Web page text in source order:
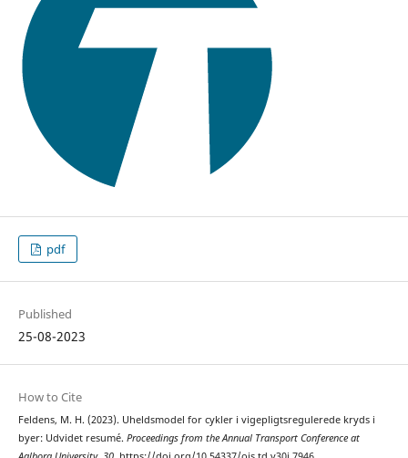
pdf
Published
25-08-2023
How to Cite
Feldens, M. H. (2023). Uheldsmodel for cykler i vigepligtsregulerede kryds i
byer: Udvidet resumé. Proceedings from the Annual Transport Conference at